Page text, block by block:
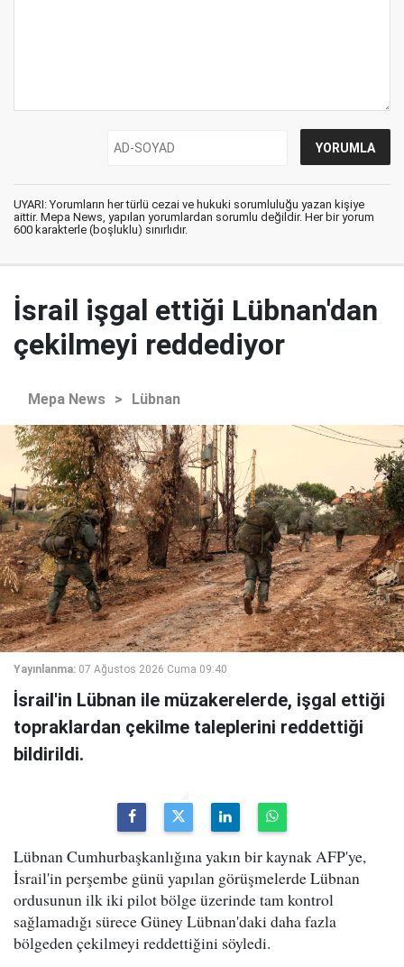
UYARI: Yorumların her türlü cezai ve hukuki sorumluluğu yazan kişiye
aittir. Mepa News, yapılan yorumlardan sorumlu değildir. Her bir yorum
600 karakterle (boşluklu) sınırlıdır.
İsrail işgal ettiği Lübnan'dan
çekilmeyi reddediyor
Mepa News > Lübnan
Yayınlanma: 07 Ağustos 2026 Cuma 09:40
İsrail'in Lübnan ile müzakerelerde, işgal ettiği
topraklardan çekilme taleplerini reddettiği
bildirildi.
Lübnan Cumhurbaşkanlığına yakın bir kaynak AFP'ye,
İsrail'in perşembe günü yapılan görüşmelerde Lübnan
ordusunun ilk iki pilot bölge üzerinde tam kontrol
sağlamadığı sürece Güney Lübnan'daki daha fazla
bölgeden çekilmeyi reddettiğini söyledi.